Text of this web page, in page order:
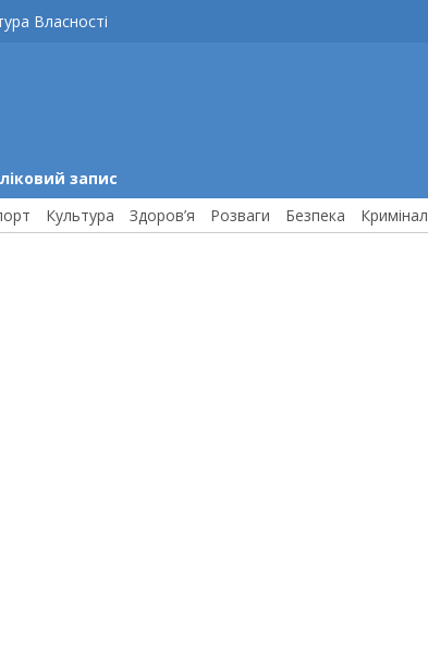
Власності
запис
Культура Здоров’я Розваги Безпека Кримінал